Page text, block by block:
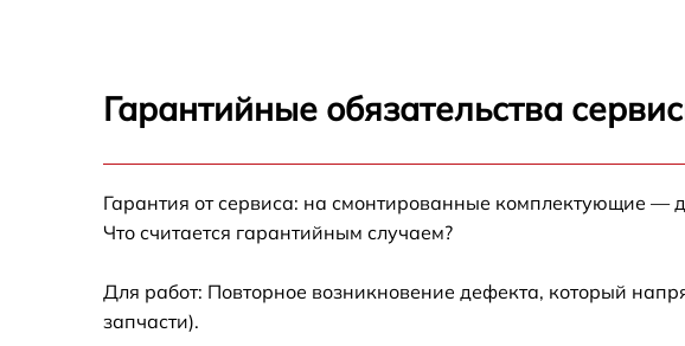
Замена дефростера
Гарантийные обязательства
Гарантия от сервиса: на смонтированные комплектующие —
Что считается гарантийным случаем?
Для работ: Повторное возникновение дефекта, который
запчасти).